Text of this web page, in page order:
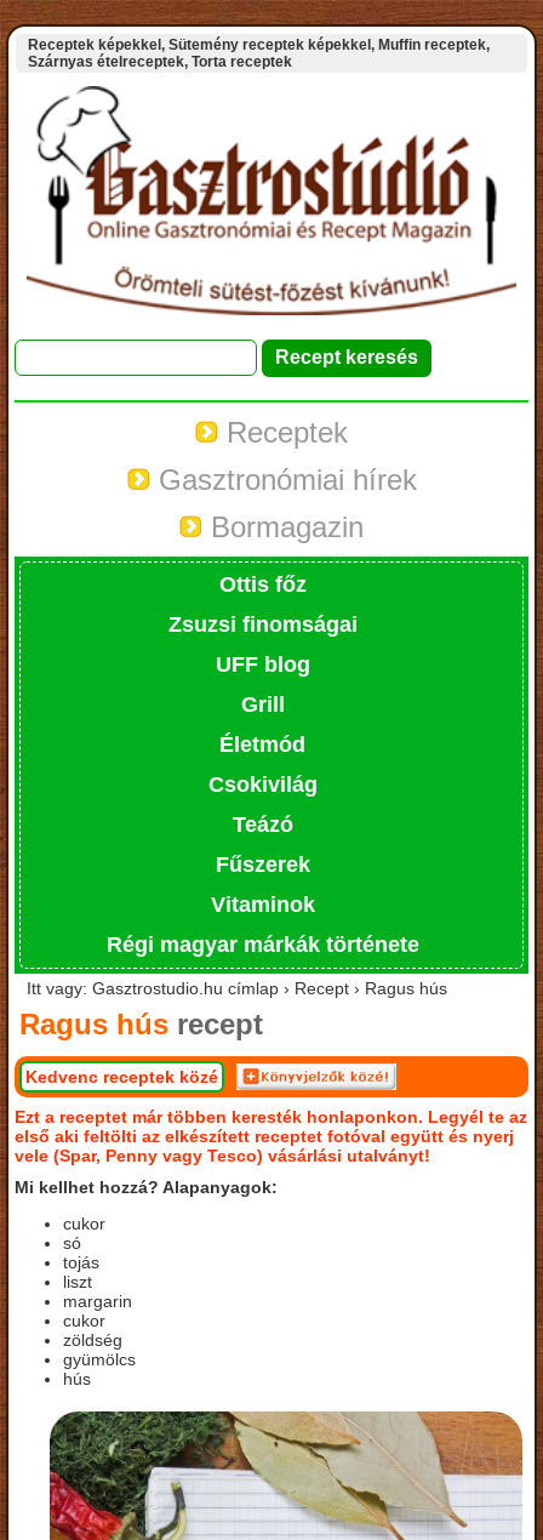
Receptek képekkel, Sütemény receptek képekkel, Muffin receptek,
Szárnyas ételreceptek, Torta receptek
Receptek
Gasztronómiai hírek
Bormagazin
Ottis főz
Zsuzsi finomságai
UFF blog
Grill
Életmód
Csokivilág
Teázó
Fűszerek
Vitaminok
Régi magyar márkák története
Itt vagy: Gasztrostudio.hu címlap › Recept › Ragus hús
Ragus hús recept
Kedvenc receptek közé
Ezt a receptet már többen keresték honlaponkon. Legyél te az
első aki feltölti az elkészített receptet fotóval együtt és nyerj
vele (Spar, Penny vagy Tesco) vásárlási utalványt!
Mi kellhet hozzá? Alapanyagok:
cukor
só
tojás
liszt
margarin
cukor
zöldség
gyümölcs
hús